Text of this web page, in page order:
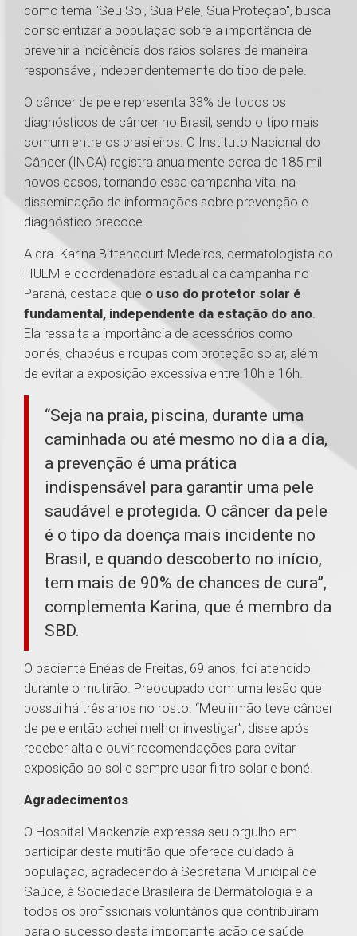
como tema "Seu Sol, Sua Pele, Sua Proteção", busca
conscientizar a população sobre a importância de
prevenir a incidência dos raios solares de maneira
responsável, independentemente do tipo de pele.
O câncer de pele representa 33% de todos os
diagnósticos de câncer no Brasil, sendo o tipo mais
comum entre os brasileiros. O Instituto Nacional do
Câncer (INCA) registra anualmente cerca de 185 mil
novos casos, tornando essa campanha vital na
disseminação de informações sobre prevenção e
diagnóstico precoce.
A dra. Karina Bittencourt Medeiros, dermatologista do
HUEM e coordenadora estadual da campanha no
Paraná, destaca que o uso do protetor solar é
fundamental, independente da estação do ano.
Ela ressalta a importância de acessórios como
bonés, chapéus e roupas com proteção solar, além
de evitar a exposição excessiva entre 10h e 16h.
“Seja na praia, piscina, durante uma
caminhada ou até mesmo no dia a dia,
a prevenção é uma prática
indispensável para garantir uma pele
saudável e protegida. O câncer da pele
é o tipo da doença mais incidente no
Brasil, e quando descoberto no início,
tem mais de 90% de chances de cura”,
complementa Karina, que é membro da
SBD.
O paciente Enéas de Freitas, 69 anos, foi atendido
durante o mutirão. Preocupado com uma lesão que
possui há três anos no rosto. “Meu irmão teve câncer
de pele então achei melhor investigar”, disse após
receber alta e ouvir recomendações para evitar
exposição ao sol e sempre usar filtro solar e boné.
Agradecimentos
O Hospital Mackenzie expressa seu orgulho em
participar deste mutirão que oferece cuidado à
população, agradecendo à Secretaria Municipal de
Saúde, à Sociedade Brasileira de Dermatologia e a
todos os profissionais voluntários que contribuíram
para o sucesso desta importante ação de saúde